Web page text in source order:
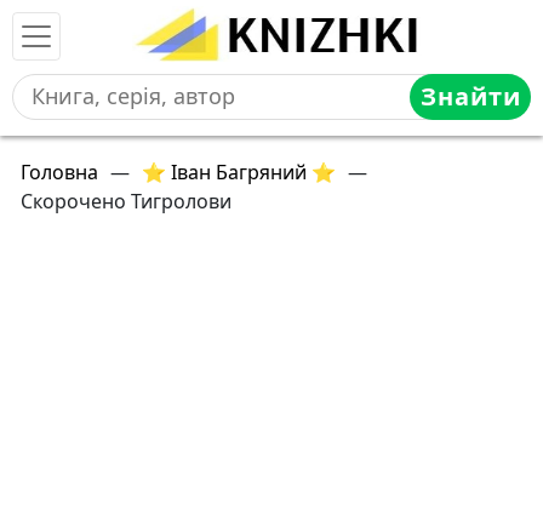
Знайти
Головна — ⭐ Іван Багряний ⭐ —
Скорочено Тигролови